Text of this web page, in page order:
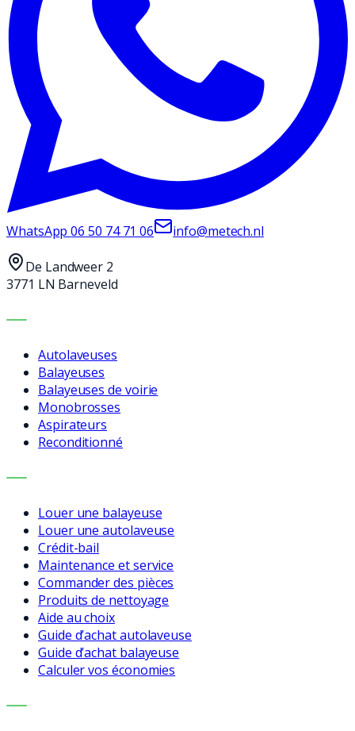
WhatsApp06 50 74 71 06 info@metech.nl
De Landweer 2
3771 LN Barneveld
MACHINES
Autolaveuses
Balayeuses
Balayeuses de voirie
Monobrosses
Aspirateurs
Reconditionné
SERVICES
Louer une balayeuse
Louer une autolaveuse
Crédit-bail
Maintenance et service
Commander des pièces
Produits de nettoyage
Aide au choix
Guide d’achat autolaveuse
Guide d’achat balayeuse
Calculer vos économies
ENTREPRISE